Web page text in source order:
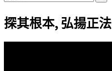
章
導
關
鍵
字:
探其根本, 弘揚正法